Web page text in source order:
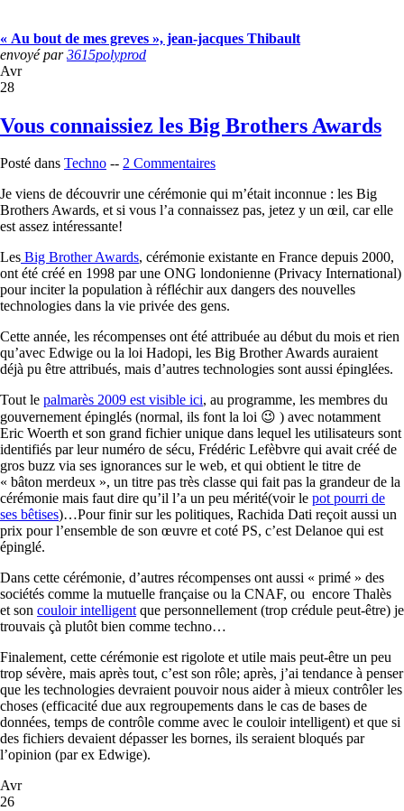
« Au bout de mes greves », jean-jacques Thibault
envoyé par3615polyprod
Avr
28
Vous connaissiez les Big Brothers Awards
Posté dans Techno -- 2 Commentaires
Je viens de découvrir une cérémonie qui m’était inconnue : les Big
Brothers Awards, et si vous l’a connaissez pas, jetez y un œil, car elle
est assez intéressante!
Les Big Brother Awards, cérémonie existante en France depuis 2000,
ont été créé en 1998 par une ONG londonienne (Privacy International)
pour inciter la population à réfléchir aux dangers des nouvelles
technologies dans la vie privée des gens.
Cette année, les récompenses ont été attribuée au début du mois et rien
qu’avec Edwige ou la loi Hadopi, les Big Brother Awards auraient
déjà pu être attribués, mais d’autres technologies sont aussi épinglées.
Tout le palmarès 2009 est visible ici, au programme, les membres du
gouvernement épinglés (normal, ils font la loi 😉 ) avec notamment
Eric Woerth et son grand fichier unique dans lequel les utilisateurs sont
identifiés par leur numéro de sécu, Frédéric Lefèbvre qui avait créé de
gros buzz via ses ignorances sur le web, et qui obtient le titre de
« bâton merdeux », un titre pas très classe qui fait pas la grandeur de la
cérémonie mais faut dire qu’il l’a un peu mérité(voir le pot pourri de
ses bêtises)…Pour finir sur les politiques, Rachida Dati reçoit aussi un
prix pour l’ensemble de son œuvre et coté PS, c’est Delanoe qui est
épinglé.
Dans cette cérémonie, d’autres récompenses ont aussi « primé » des
sociétés comme la mutuelle française ou la CNAF, ou encore Thalès
et son couloir intelligentque personnellement (trop crédule peut-être) je
trouvais çà plutôt bien comme techno…
Finalement, cette cérémonie est rigolote et utile mais peut-être un peu
trop sévère, mais après tout, c’est son rôle; après, j’ai tendance à penser
que les technologies devraient pouvoir nous aider à mieux contrôler les
choses (efficacité due aux regroupements dans le cas de bases de
données, temps de contrôle comme avec le couloir intelligent) et que si
des fichiers devaient dépasser les bornes, ils seraient bloqués par
l’opinion (par ex Edwige).
Avr
26